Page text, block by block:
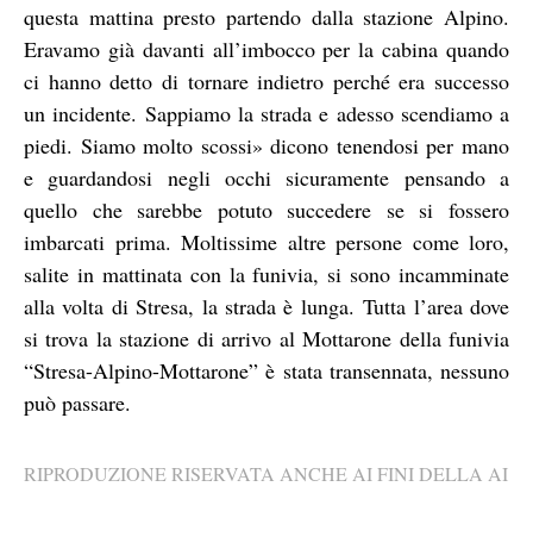
questa mattina presto partendo dalla stazione Alpino.
Eravamo già davanti all’imbocco per la cabina quando
ci hanno detto di tornare indietro perché era successo
un incidente. Sappiamo la strada e adesso scendiamo a
piedi. Siamo molto scossi» dicono tenendosi per mano
e guardandosi negli occhi sicuramente pensando a
quello che sarebbe potuto succedere se si fossero
imbarcati prima. Moltissime altre persone come loro,
salite in mattinata con la funivia, si sono incamminate
alla volta di Stresa, la strada è lunga. Tutta l’area dove
si trova la stazione di arrivo al Mottarone della funivia
“Stresa-Alpino-Mottarone” è stata transennata, nessuno
può passare.
RIPRODUZIONE RISERVATA ANCHE AI FINI DELLA AI